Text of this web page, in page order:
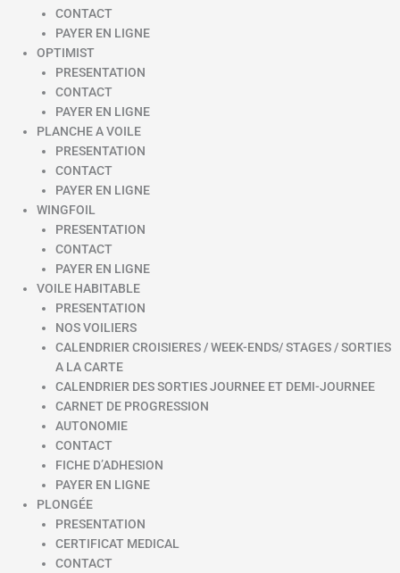
CONTACT
PAYER EN LIGNE
OPTIMIST
PRESENTATION
CONTACT
PAYER EN LIGNE
PLANCHE A VOILE
PRESENTATION
CONTACT
PAYER EN LIGNE
WINGFOIL
PRESENTATION
CONTACT
PAYER EN LIGNE
VOILE HABITABLE
PRESENTATION
NOS VOILIERS
CALENDRIER CROISIERES / WEEK-ENDS/ STAGES / SORTIES
A LA CARTE
CALENDRIER DES SORTIES JOURNEE ET DEMI-JOURNEE
CARNET DE PROGRESSION
AUTONOMIE
CONTACT
FICHE D’ADHESION
PAYER EN LIGNE
PLONGÉE
PRESENTATION
CERTIFICAT MEDICAL
CONTACT